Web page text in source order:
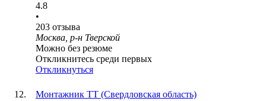
4.8
•
203 отзыва
Москва, р-н Тверской
Можно без резюме
Откликнитесь среди первых
Откликнуться
Монтажник ТТ (Свердловская область)